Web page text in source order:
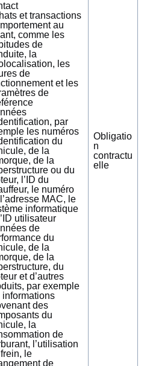
et transactions
au
comme les
de
la
les
de
et les
de
par
les numéros
du
de la
de la
ou du
l’ID du
le numéro
l’adresse MAC, le
informatique
utilisateur
de
du
de la
de la
du
et d’autres
par exemple
informations
des
du
la
de
l’utilisation
le
de
Obligatio
n
contractu
elle